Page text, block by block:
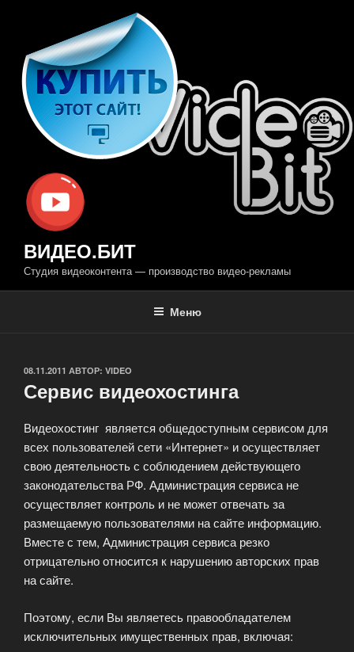
содержимому
ВИДЕО.БИТ
Студия видеоконтента — производство видео-рекламы
Меню
ОПУБЛИКОВАНО
08.11.2011 АВТОР: VIDEO
Сервис видеохостинга
Видеохостинг является общедоступным сервисом для
всех пользователей сети «Интернет» и осуществляет
свою деятельность с соблюдением действующего
законодательства РФ. Администрация сервиса не
осуществляет контроль и не может отвечать за
размещаемую пользователями на сайте информацию.
Вместе с тем, Администрация сервиса резко
отрицательно относится к нарушению авторских прав
на сайте.
Поэтому, если Вы являетесь правообладателем
исключительных имущественных прав, включая: